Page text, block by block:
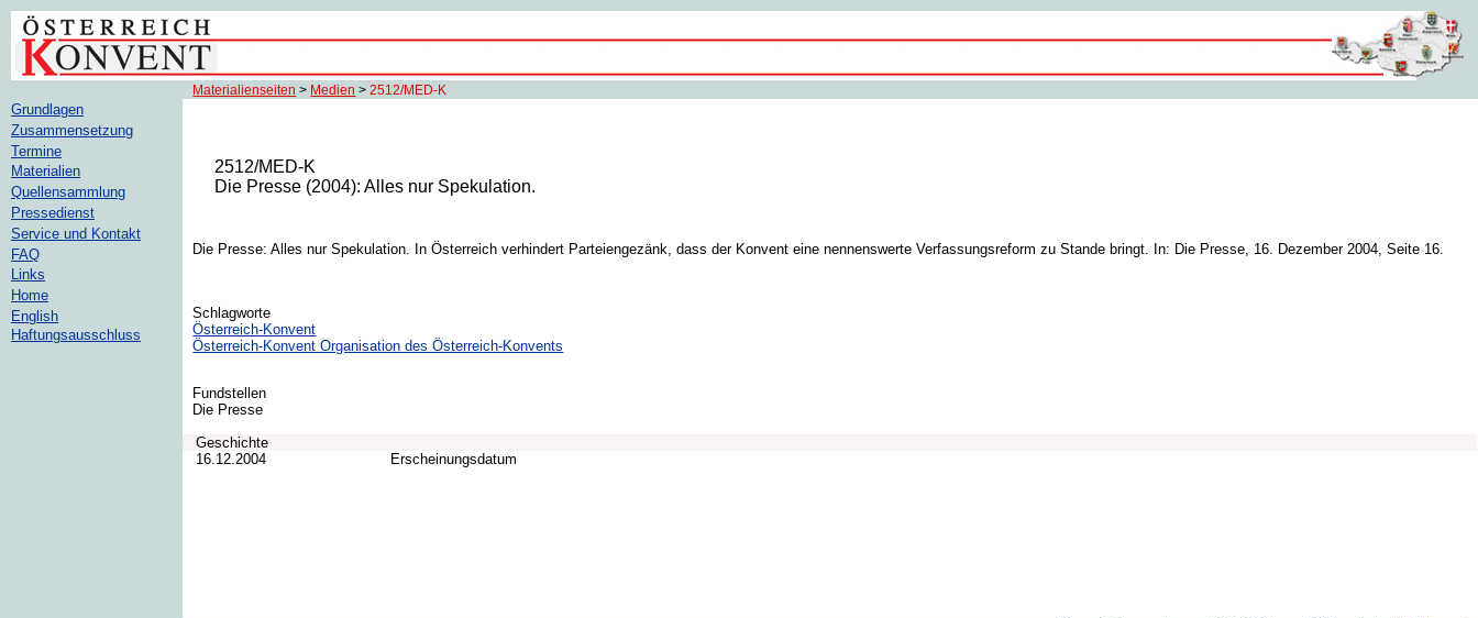
Materialienseiten > Medien >2512/MED-K
2512/MED-K
Die Presse (2004): Alles nur Spekulation.
Die Presse: Alles nur Spekulation. In Österreich verhindert Parteiengezänk, dass der Konvent eine nennenswerte Verfassungsreform zu Stande bringt. In: Die Presse, 16. Dezember 2004, Seite 16.
Schlagworte
Österreich-Konvent
Österreich-Konvent Organisation des Österreich-Konvents
Fundstellen
Die Presse
Geschichte
16.12.2004
Erscheinungsdatum
Grundlagen
Zusammensetzung
Termine
Materialien
Quellensammlung
Pressedienst
Service und Kontakt
FAQ
Links
Home
English
Haftungsausschluss